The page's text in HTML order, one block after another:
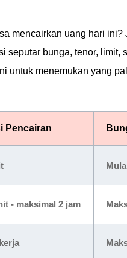
mencairkan uang hari
seputar bunga, tenor, limit,
untuk menemukan yang
Pencairan
- maksimal 2 jam